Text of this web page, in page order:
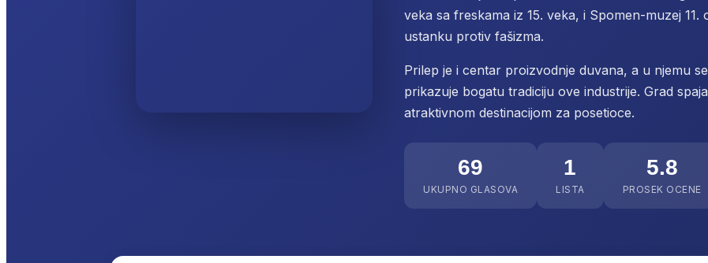
veka sa freskama iz 15. veka, i Spomen-muzej
ustanku protiv fašizma.
Prilep je i centar proizvodnje duvana, a u njemu
prikazuje bogatu tradiciju ove industrije. Grad
atraktivnom destinacijom za posetioce.
69
UKUPNO GLASOVA
1
LISTA
5.8
PROSEK OCENE